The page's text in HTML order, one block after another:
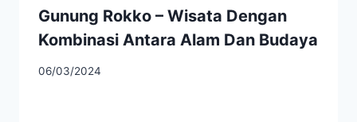
Gunung Rokko – Wisata Dengan
Kombinasi Antara Alam Dan Budaya
06/03/2024